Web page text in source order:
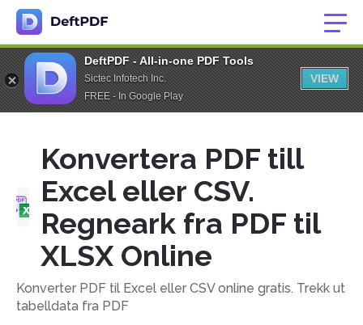
DeftPDF - All-in-one PDF Tools
Sictec Infotech Inc.
FREE - In Google Play
VIEW
Konvertera PDF till
Excel eller CSV.
Regneark fra PDF til
XLSX Online
Konverter PDF til Excel eller CSV online gratis. Trekk ut
tabelldata fra PDF